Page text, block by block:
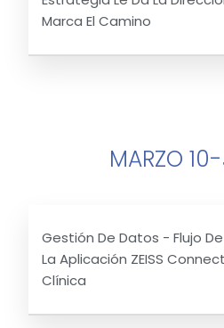
Marca El Camino
MARZO
Gestión De Datos - Flujo
La Aplicación ZEISS
Clínica